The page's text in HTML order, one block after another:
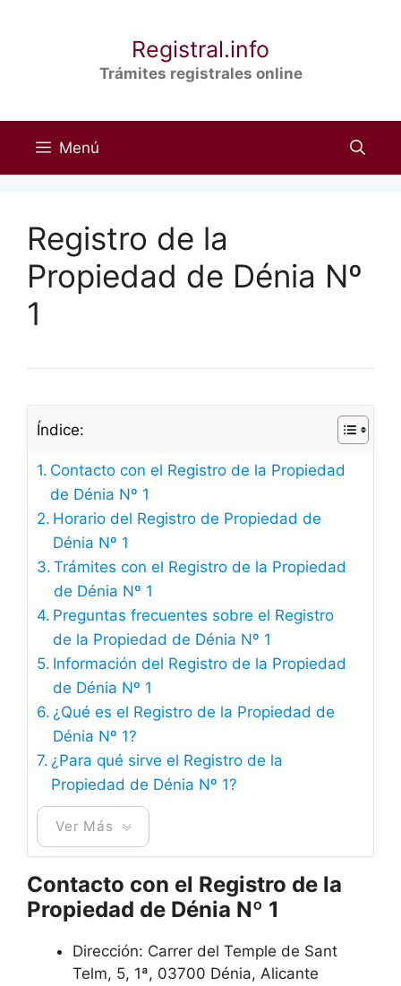
Registral.info
Trámites registrales online
Menú
Registro de la
Propiedad de Dénia Nº
1
Índice:
Contacto con el Registro de la Propiedad
de Dénia Nº 1
Horario del Registro de Propiedad de
Dénia Nº 1
Trámites con el Registro de la Propiedad
de Dénia Nº 1
Preguntas frecuentes sobre el Registro
de la Propiedad de Dénia Nº 1
Información del Registro de la Propiedad
de Dénia Nº 1
¿Qué es el Registro de la Propiedad de
Dénia Nº 1?
¿Para qué sirve el Registro de la
Propiedad de Dénia Nº 1?
Ver Más
Contacto con el Registro de la
Propiedad de Dénia Nº 1
Dirección: Carrer del Temple de Sant
Telm, 5, 1ª, 03700 Dénia, Alicante